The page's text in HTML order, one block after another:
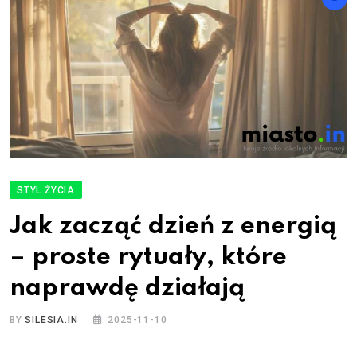
STYL ŻYCIA
Jak zacząć dzień z energią
– proste rytuały, które
naprawdę działają
BYSILESIA.IN 2025-11-10